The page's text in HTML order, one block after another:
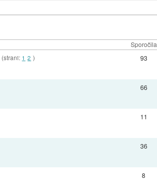
Sporočila
(strani: 1 2 )
93
66
11
36
8